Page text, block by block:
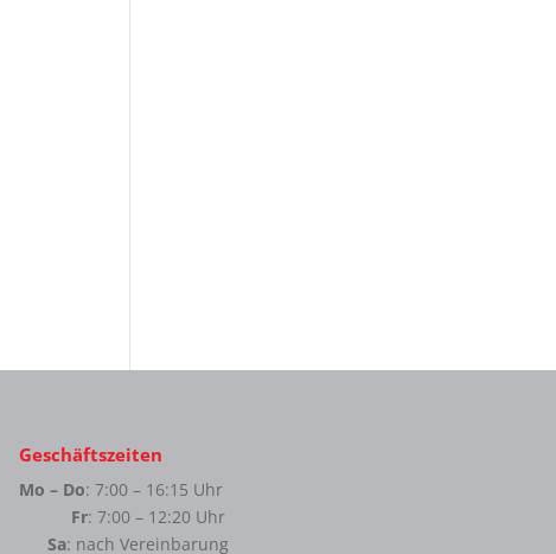
Geschäftszeiten
Mo – Do: 7:00 – 16:15 Uhr
Fr: 7:00 – 12:20 Uhr
Sa: nach Vereinbarung